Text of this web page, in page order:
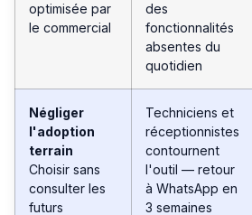
optimisée par
le commercial
des
fonctionnalités
absentes du
quotidien
Négliger
l'adoption
terrain
Choisir sans
consulter les
futurs
Techniciens et
réceptionnistes
contournent
l'outil — retour
à WhatsApp en
3 semaines